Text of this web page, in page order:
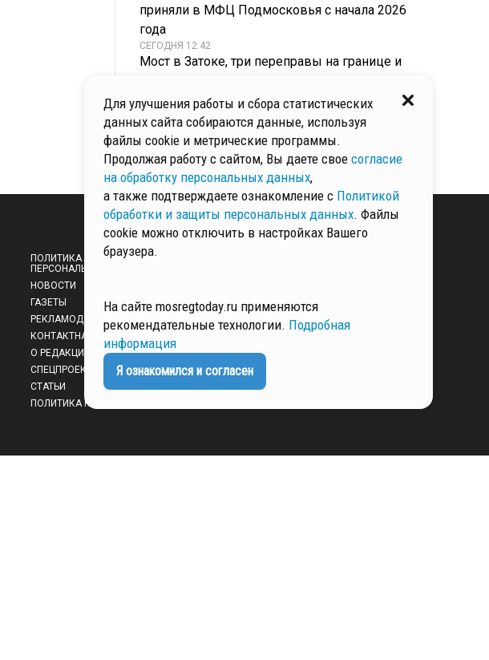
приняли в МФЦ Подмосковья с начала 2026
года
СЕГОДНЯ 12:42
Мост в Затоке, три переправы на границе и
наносить удары каждую неделю
СЕГОДНЯ 12:38
Черно-желтая подсказка: как изменятся
пешеходные переходы на станции Коломна
ПОЛИТИКА ОБРАБОТКИ И ЗАЩИТЫ
ПЕРСОНАЛЬНЫХ ДАННЫХ
НОВОСТИ
ГАЗЕТЫ
РЕКЛАМОДАТЕЛЯМ
КОНТАКТНАЯ ИНФОРМАЦИЯ
О РЕДАКЦИИ
СПЕЦПРОЕКТЫ
СТАТЬИ
ПОЛИТИКА КОНФИДЕНЦИАЛЬНОСТИ
Для улучшения работы и сбора статистических
данных сайта собираются данные, используя
файлы cookie и метрические программы.
Продолжая работу с сайтом, Вы даете свое согласие
на обработку персональных данных,
а также подтверждаете ознакомление с Политикой
обработки и защиты персональных данных. Файлы
cookie можно отключить в настройках Вашего
браузера.
На сайте mosregtoday.ru применяются
рекомендательные технологии. Подробная
информация
Я ознакомился и согласен